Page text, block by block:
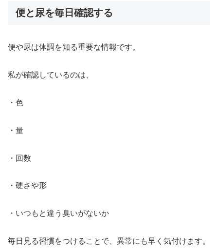
便と尿を毎日確認する
便や尿は体調を知る重要な情報です。
私が確認しているのは、
・色
・量
・回数
・硬さや形
・いつもと違う臭いがないか
毎日見る習慣をつけることで、異常にも早く気付けます。